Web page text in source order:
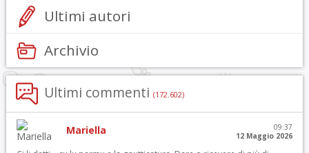
Ultimi autori
Archivio
Ultimi commenti (172.602)
Mariella
09:37
12 Maggio 2026